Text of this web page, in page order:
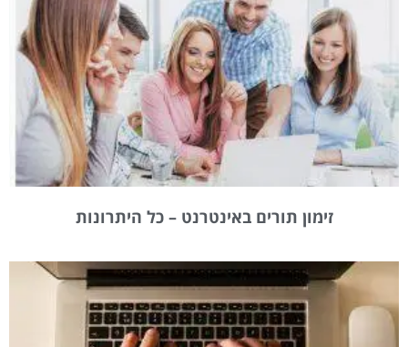
זימון תורים באינטרנט – כל היתרונות